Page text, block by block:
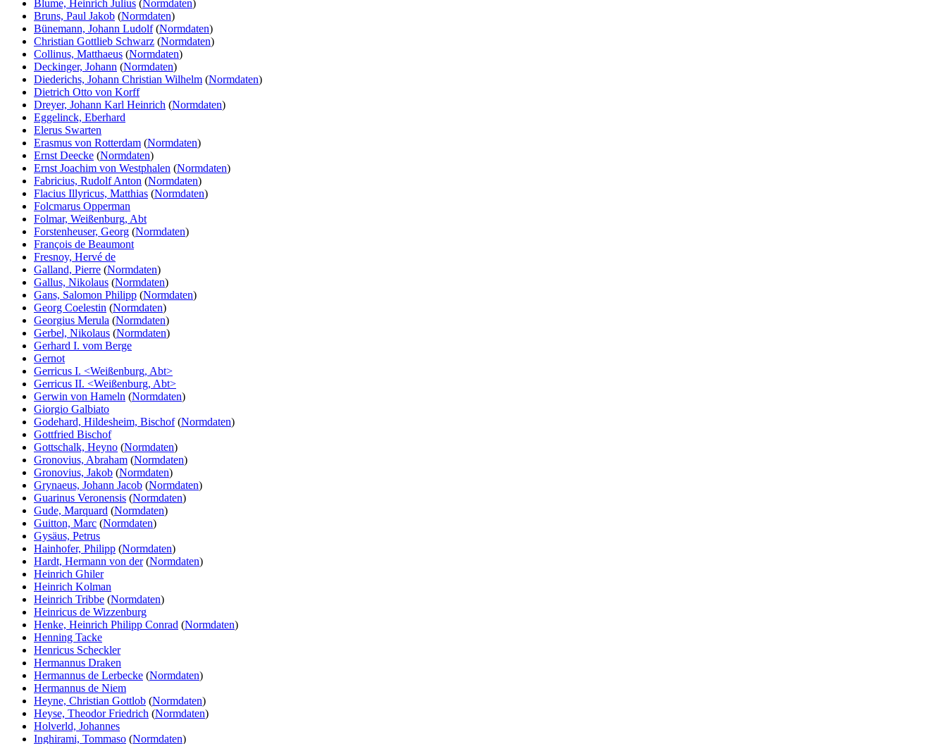
Blume, Heinrich Julius (Normdaten)
Bruns, Paul Jakob (Normdaten)
Bünemann, Johann Ludolf(Normdaten)
Christian Gottlieb Schwarz (Normdaten)
Collinus, Matthaeus (Normdaten)
Deckinger, Johann (Normdaten)
Diederichs, Johann Christian Wilhelm (Normdaten)
Dietrich Otto von Korff
Dreyer, Johann Karl Heinrich (Normdaten)
Eggelinck, Eberhard
Elerus Swarten
Erasmus von Rotterdam (Normdaten)
Ernst Deecke (Normdaten)
Ernst Joachim von Westphalen (Normdaten)
Fabricius, Rudolf Anton (Normdaten)
Flacius Illyricus, Matthias (Normdaten)
Folcmarus Opperman
Folmar, Weißenburg, Abt
Forstenheuser, Georg (Normdaten)
François de Beaumont
Fresnoy, Hervé de
Galland, Pierre (Normdaten)
Gallus, Nikolaus (Normdaten)
Gans, Salomon Philipp (Normdaten)
Georg Coelestin (Normdaten)
Georgius Merula (Normdaten)
Gerbel, Nikolaus (Normdaten)
Gerhard I. vom Berge
Gernot
Gerricus I. <Weißenburg, Abt>
Gerricus II. <Weißenburg, Abt>
Gerwin von Hameln (Normdaten)
Giorgio Galbiato
Godehard, Hildesheim, Bischof(Normdaten)
Gottfried Bischof
Gottschalk, Heyno (Normdaten)
Gronovius, Abraham (Normdaten)
Gronovius, Jakob (Normdaten)
Grynaeus, Johann Jacob (Normdaten)
Guarinus Veronensis (Normdaten)
Gude, Marquard (Normdaten)
Guitton, Marc (Normdaten)
Gysäus, Petrus
Hainhofer, Philipp (Normdaten)
Hardt, Hermann von der(Normdaten)
Heinrich Ghiler
Heinrich Kolman
Heinrich Tribbe (Normdaten)
Heinricus de Wizzenburg
Henke, Heinrich Philipp Conrad (Normdaten)
Henning Tacke
Henricus Scheckler
Hermannus Draken
Hermannus de Lerbecke (Normdaten)
Hermannus de Niem
Heyne, Christian Gottlob (Normdaten)
Heyse, Theodor Friedrich (Normdaten)
Holverld, Johannes
Inghirami, Tommaso (Normdaten)